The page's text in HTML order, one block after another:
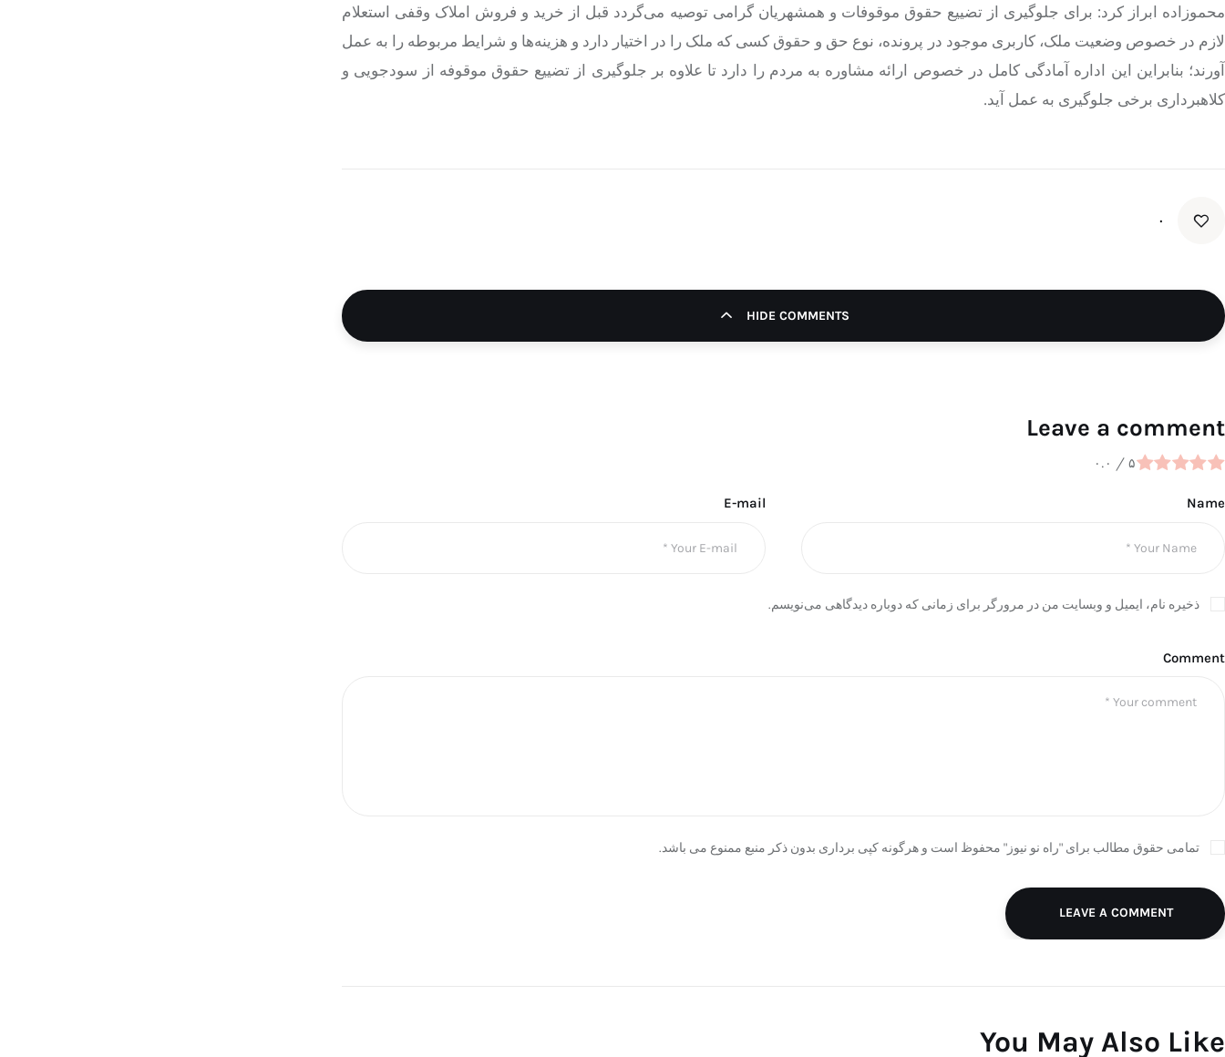
محموزاده ابراز کرد: برای جلوگیری از تضییع حقوق موقوفات و همشهریان گرامی توصیه می‌گردد قبل از خرید و فروش املاک وقفی استعلام
لازم در خصوص وضعیت ملک، کاربری موجود در پرونده، نوع حق و حقوق کسی که ملک را در اختیار دارد و هزینه‌ها و شرایط مربوطه را به عمل
آورند؛ بنابراین این اداره آمادگی کامل در خصوص ارائه مشاوره به مردم را دارد تا علاوه بر جلوگیری از تضییع حقوق موقوفه از سودجویی و
کلاهبرداری برخی جلوگیری به عمل آید.
۰
HIDE COMMENTS
Leave a comment
۰.۰ / ۵
Name
E-mail
ذخیره نام، ایمیل و وبسایت من در مرورگر برای زمانی که دوباره دیدگاهی می‌نویسم.
Comment
تمامی حقوق مطالب برای "راه نو نیوز" محفوظ است و هرگونه کپی برداری بدون ذکر منبع ممنوع می باشد.
LEAVE A COMMENT
You May Also Like